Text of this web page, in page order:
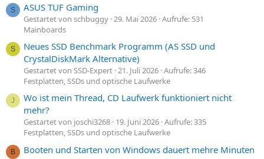
S ASUS TUF Gaming
Gestartet von schbuggy 29. Mai 2026 Aufrufe: 531
Mainboards
S
Neues SSD Benchmark Programm (AS SSD und
CrystalDiskMark Alternative)
Gestartet von SSD-Expert 21. Juli 2026 Aufrufe: 346
Festplatten, SSDs und optische Laufwerke
J
Wo ist mein Thread, CD Laufwerk funktioniert nicht
mehr?
Gestartet von joschi3268 19. Juni 2026 Aufrufe: 335
Festplatten, SSDs und optische Laufwerke
B
Booten und Starten von Windows dauert mehre Minuten